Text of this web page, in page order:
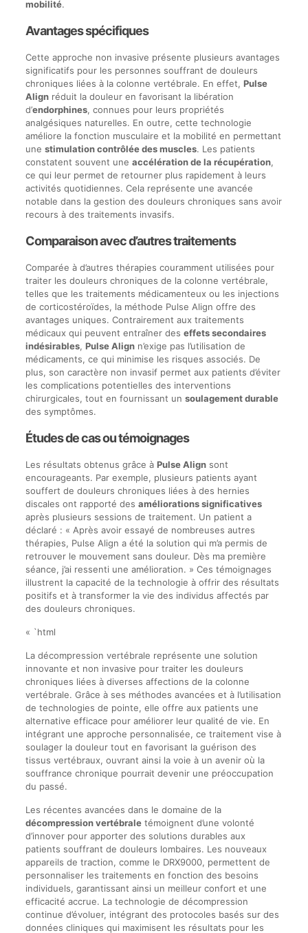
mobilité.
Avantages spécifiques
Cette approche non invasive présente plusieurs avantages
significatifs pour les personnes souffrant de douleurs
chroniques liées à la colonne vertébrale. En effet, Pulse
Alignréduit la douleur en favorisant la libération
d’endorphines, connues pour leurs propriétés
analgésiques naturelles. En outre, cette technologie
améliore la fonction musculaire et la mobilité en permettant
une stimulation contrôlée des muscles. Les patients
constatent souvent une accélération de la récupération,
ce qui leur permet de retourner plus rapidement à leurs
activités quotidiennes. Cela représente une avancée
notable dans la gestion des douleurs chroniques sans avoir
recours à des traitements invasifs.
Comparaison avec d’autres traitements
Comparée à d’autres thérapies couramment utilisées pour
traiter les douleurs chroniques de la colonne vertébrale,
telles que les traitements médicamenteux ou les injections
de corticostéroïdes, la méthode Pulse Align offre des
avantages uniques. Contrairement aux traitements
médicaux qui peuvent entraîner des effets secondaires
indésirables, Pulse Alignn’exige pas l’utilisation de
médicaments, ce qui minimise les risques associés. De
plus, son caractère non invasif permet aux patients d’éviter
les complications potentielles des interventions
chirurgicales, tout en fournissant un soulagement durable
des symptômes.
Études de cas ou témoignages
Les résultats obtenus grâce à Pulse Alignsont
encourageants. Par exemple, plusieurs patients ayant
souffert de douleurs chroniques liées à des hernies
discales ont rapporté des améliorations significatives
après plusieurs sessions de traitement. Un patient a
déclaré : « Après avoir essayé de nombreuses autres
thérapies, Pulse Align a été la solution qui m’a permis de
retrouver le mouvement sans douleur. Dès ma première
séance, j’ai ressenti une amélioration. » Ces témoignages
illustrent la capacité de la technologie à offrir des résultats
positifs et à transformer la vie des individus affectés par
des douleurs chroniques.
« `html
La décompression vertébrale représente une solution
innovante et non invasive pour traiter les douleurs
chroniques liées à diverses affections de la colonne
vertébrale. Grâce à ses méthodes avancées et à l’utilisation
de technologies de pointe, elle offre aux patients une
alternative efficace pour améliorer leur qualité de vie. En
intégrant une approche personnalisée, ce traitement vise à
soulager la douleur tout en favorisant la guérison des
tissus vertébraux, ouvrant ainsi la voie à un avenir où la
souffrance chronique pourrait devenir une préoccupation
du passé.
Les récentes avancées dans le domaine de la
décompression vertébraletémoignent d’une volonté
d’innover pour apporter des solutions durables aux
patients souffrant de douleurs lombaires. Les nouveaux
appareils de traction, comme le DRX9000, permettent de
personnaliser les traitements en fonction des besoins
individuels, garantissant ainsi un meilleur confort et une
efficacité accrue. La technologie de décompression
continue d’évoluer, intégrant des protocoles basés sur des
données cliniques qui maximisent les résultats pour les